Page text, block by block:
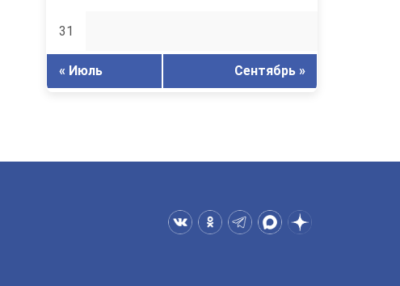
31
« Июль Сентябрь »